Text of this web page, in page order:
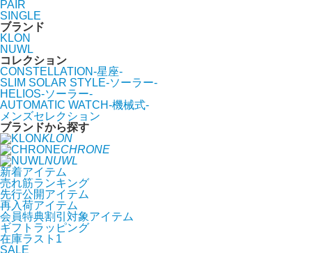
PAIR
SINGLE
ブランド
KLON
NUWL
コレクション
CONSTELLATION-星座-
SLIM SOLAR STYLE-ソーラー-
HELIOS-ソーラー-
AUTOMATIC WATCH-機械式-
メンズセレクション
ブランドから探す
KLON
CHRONE
NUWL
新着アイテム
売れ筋ランキング
先行公開アイテム
再入荷アイテム
会員特典割引対象アイテム
ギフトラッピング
在庫ラスト1
SALE